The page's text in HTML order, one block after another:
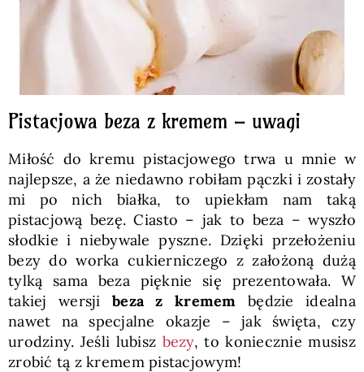
Pistacjowa beza z kremem – uwagi
Miłość do kremu pistacjowego trwa u mnie w
najlepsze, a że niedawno robiłam pączki i zostały
mi po nich białka, to upiekłam nam taką
pistacjową bezę. Ciasto – jak to beza – wyszło
słodkie i niebywale pyszne. Dzięki przełożeniu
bezy do worka cukierniczego z założoną dużą
tylką sama beza pięknie się prezentowała. W
takiej wersji beza z kremem będzie idealna
nawet na specjalne okazje – jak święta, czy
urodziny. Jeśli lubisz bezy, to koniecznie musisz
zrobić tą z kremem pistacjowym!